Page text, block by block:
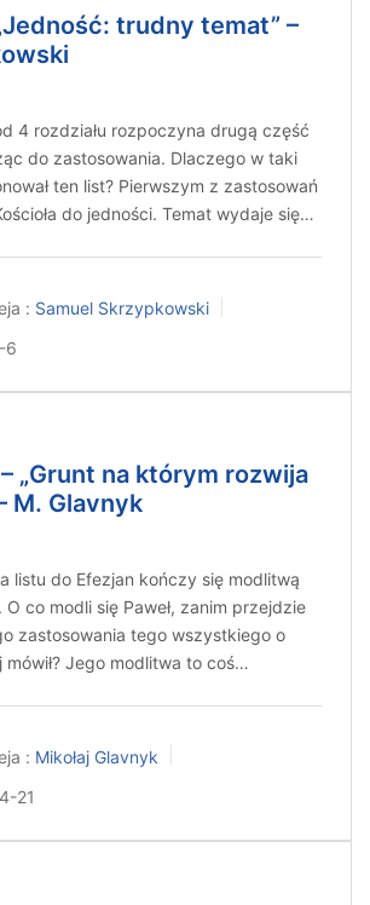
trudny temat” –
4 rozdziału rozpoczyna drugą część
do zastosowania. Dlaczego w taki
ten list? Pierwszym z zastosowań
do jedności. Temat wydaje się…
: Samuel Skrzypkowski
6
„Grunt na którym rozwija
M. Glavnyk
listu do Efezjan kończy się modlitwą
O co modli się Paweł, zanim przejdzie
zastosowania tego wszystkiego o
Jego modlitwa to coś…
: Mikołaj Glavnyk
21